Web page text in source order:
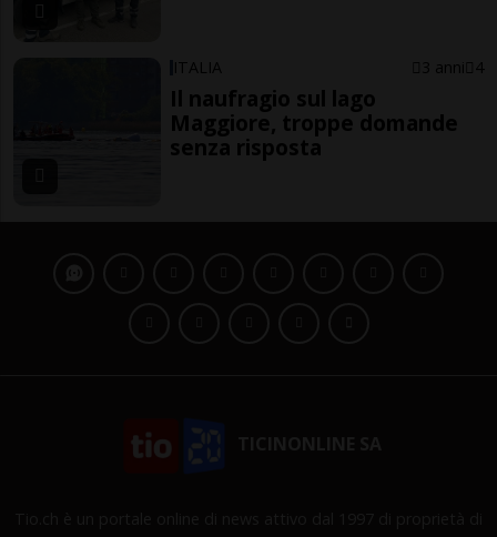
ITALIA 3 anni 4
Il naufragio sul lago
Maggiore, troppe domande
senza risposta